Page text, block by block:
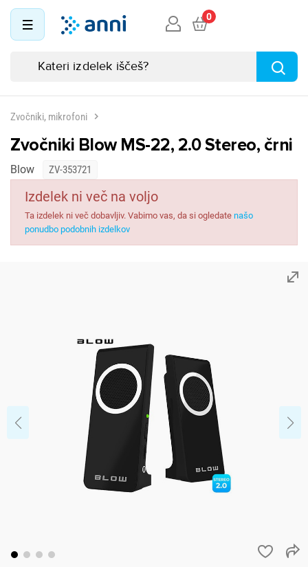
0
Zvočniki, mikrofoni
Zvočniki Blow MS-22, 2.0 Stereo, črni
Blow ZV-353721
Izdelek ni več na voljo
Ta izdelek ni več dobavljiv. Vabimo vas, da si ogledate našo
ponudbo podobnih izdelkov